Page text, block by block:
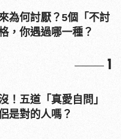
為何討厭？5個「不討
，你遇過哪一種？
1
！五道「真愛自問」
是對的人嗎？